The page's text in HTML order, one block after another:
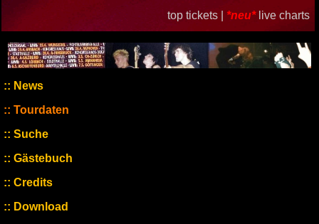
top tickets | *neu* live charts
News
Tourdaten
Suche
Gästebuch
Credits
Download